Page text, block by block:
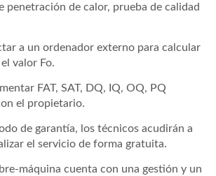
penetración de calor, prueba de calidad
a un ordenador externo para calcular
valor Fo.
FAT, SAT, DQ, IQ, OQ, PQ
el propietario.
de garantía, los técnicos acudirán a
el servicio de forma gratuita.
máquina cuenta con una gestión y un